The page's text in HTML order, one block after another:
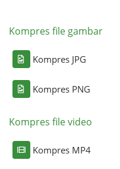
Kompres file gambar
Kompres JPG
Kompres PNG
Kompres file video
Kompres MP4